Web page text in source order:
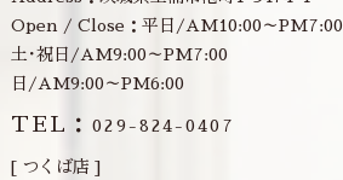
Open / Close：平日/AM10:00～PM7:00
土･祝日/AM9:00～PM7:00
日/AM9:00～PM6:00
TEL：029-824-0407
[ つくば店 ]